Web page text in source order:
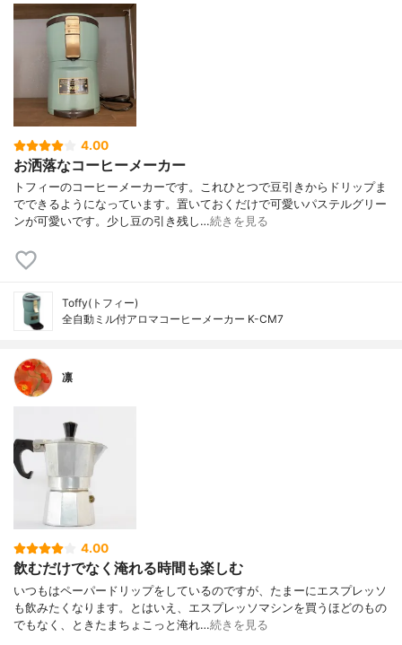
4.00
お洒落なコーヒーメーカー
トフィーのコーヒーメーカーです。これひとつで豆引きからドリップま
でできるようになっています。置いておくだけで可愛いパステルグリー
ンが可愛いです。少し豆の引き残し…続きを見る
Toffy(トフィー)
全自動ミル付アロマコーヒーメーカー K-CM7
凛
4.00
飲むだけでなく淹れる時間も楽しむ
いつもはペーパードリップをしているのですが、たまーにエスプレッソ
も飲みたくなります。とはいえ、エスプレッソマシンを買うほどのもの
でもなく、ときたまちょこっと淹れ…続きを見る